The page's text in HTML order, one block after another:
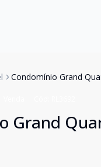
Condomínio Grand
Grand